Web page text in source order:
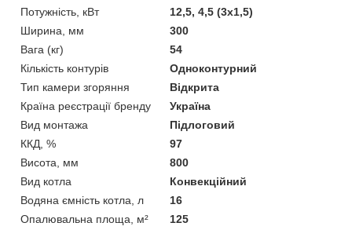
Потужність, кВт
12,5, 4,5 (3х1,5)
Ширина, мм
300
Вага (кг)
54
Кількість контурів
Одноконтурний
Тип камери згоряння
Відкрита
Країна реєстрації бренду
Україна
Вид монтажа
Підлоговий
ККД, %
97
Висота, мм
800
Вид котла
Конвекційний
Водяна ємність котла, л
16
Опалювальна площа, м²
125